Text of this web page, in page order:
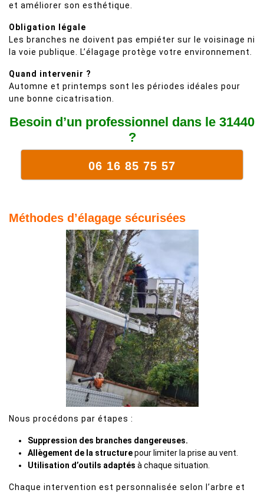
et améliorer son esthétique.
Obligation légale
Les branches ne doivent pas empiéter sur le voisinage ni
la voie publique. L’élagage protège votre environnement.
Quand intervenir ?
Automne et printemps sont les périodes idéales pour
une bonne cicatrisation.
Besoin d’un professionnel dans le 31440
?
06 16 85 75 57
Méthodes d’élagage sécurisées
Nous procédons par étapes :
Suppression des branches dangereuses.
Allègement de la structurepour limiter la prise au vent.
Utilisation d’outils adaptés à chaque situation.
Chaque intervention est personnalisée selon l’arbre et